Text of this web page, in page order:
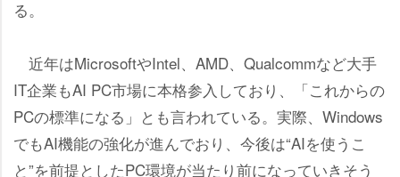
る。
近年はMicrosoftやIntel、AMD、Qualcommなど大手
IT企業もAI PC市場に本格参入しており、「これからの
PCの標準になる」とも言われている。実際、Windows
でもAI機能の強化が進んでおり、今後は“AIを使うこ
と”を前提としたPC環境が当たり前になっていきそう